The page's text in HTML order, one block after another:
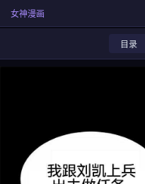
女神漫画
目录